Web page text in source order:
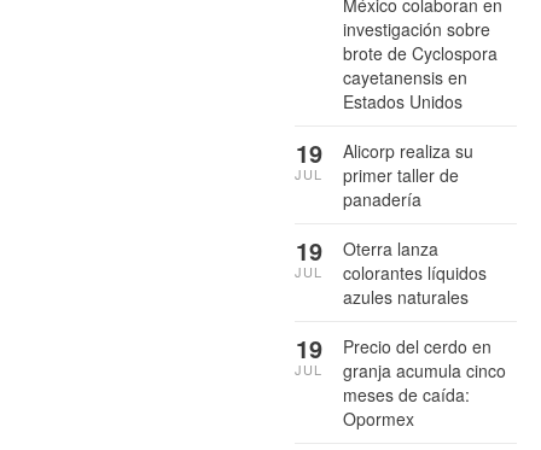
investigación sobre
brote de Cyclospora
cayetanensis en
Estados Unidos
Alicorp realiza su
primer taller de
panadería
19
JUL
Oterra lanza
colorantes líquidos
azules naturales
19
JUL
Precio del cerdo en
granja acumula cinco
meses de caída:
Opormex
19
JUL